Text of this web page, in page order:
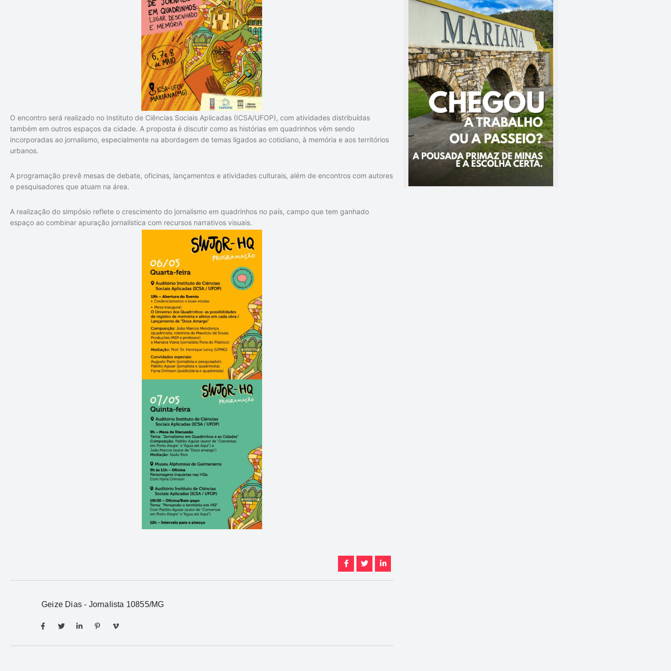
O encontro será realizado no Instituto de Ciências Sociais Aplicadas (ICSA/UFOP), com atividades distribuídas
também em outros espaços da cidade. A proposta é discutir como as histórias em quadrinhos vêm sendo
incorporadas ao jornalismo, especialmente na abordagem de temas ligados ao cotidiano, à memória e aos territórios
urbanos.
A programação prevê mesas de debate, oficinas, lançamentos e atividades culturais, além de encontros com autores
e pesquisadores que atuam na área.
A realização do simpósio reflete o crescimento do jornalismo em quadrinhos no país, campo que tem ganhado
espaço ao combinar apuração jornalística com recursos narrativos visuais.
Geize Dias - Jornalista 10855/MG